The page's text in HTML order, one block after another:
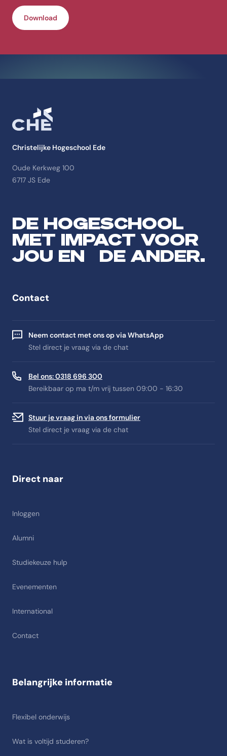
Download
Christelijke Hogeschool Ede
Oude Kerkweg 100
6717 JS Ede
DE HOGESCHOOL
MET IMPACT VOOR
JOU EN DE ANDER.
Contact
Neem contact met ons op via WhatsApp
Stel direct je vraag via de chat
Bel ons: 0318 696 300
Bereikbaar op ma t/m vrij tussen 09:00 - 16:30
Stuur je vraag in via ons formulier
Stel direct je vraag via de chat
Direct naar
Inloggen
Alumni
Studiekeuze hulp
Evenementen
International
Contact
Belangrijke informatie
Flexibel onderwijs
Wat is voltijd studeren?